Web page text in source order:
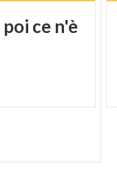
poi ce n'è